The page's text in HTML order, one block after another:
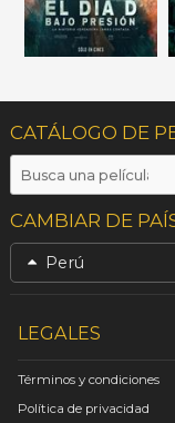
CATÁLOGO DE
CAMBIAR DE
Perú
LEGALES
Términos y condiciones
Política de privacidad